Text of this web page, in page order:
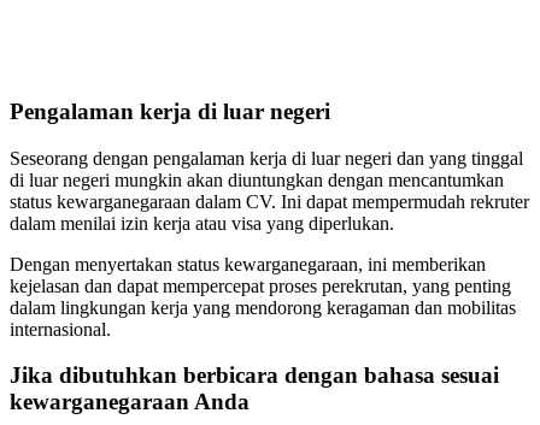
Pengalaman kerja di luar negeri
Seseorang dengan pengalaman kerja di luar negeri dan yang tinggal
di luar negeri mungkin akan diuntungkan dengan mencantumkan
status kewarganegaraan dalam CV. Ini dapat mempermudah rekruter
dalam menilai izin kerja atau visa yang diperlukan.
Dengan menyertakan status kewarganegaraan, ini memberikan
kejelasan dan dapat mempercepat proses perekrutan, yang penting
dalam lingkungan kerja yang mendorong keragaman dan mobilitas
internasional.
Jika dibutuhkan berbicara dengan bahasa sesuai
kewarganegaraan Anda